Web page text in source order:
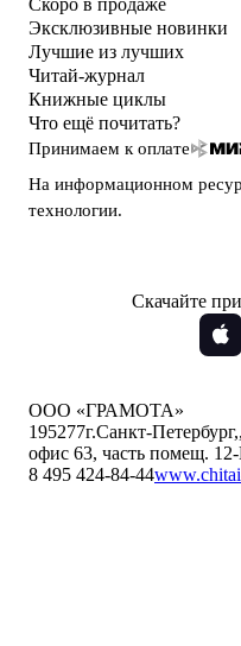
Скоро в продаже
Эксклюзивные новинки
Лучшие из лучших
Читай-журнал
Книжные циклы
Что ещё почитать?
Принимаем к оплате
На информационном
технологии.
Скачайте
ООО «ГРАМОТА»
195277г.Санкт-Петербург,,
офис 63, часть помещ.
8 495 424-84-44